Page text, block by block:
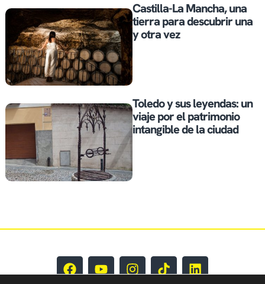
Castilla-La Mancha, una
tierra para descubrir una
y otra vez
Toledo y sus leyendas: un
viaje por el patrimonio
intangible de la ciudad